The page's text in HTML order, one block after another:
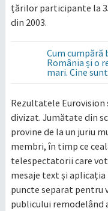
țărilor participante la
din 2003.
Cum cumpără
România și o
mari. Cine
la sud de
Rezultatele
divizat. Jumătate din
provine de la un juriu
membri, în timp ce
telespectatorii care
mesaje text și aplicația
puncte separat pentru
publicului remodelând